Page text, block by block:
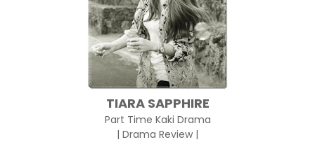
TIARA SAPPHIRE
Part Time Kaki Drama
| Drama Review |